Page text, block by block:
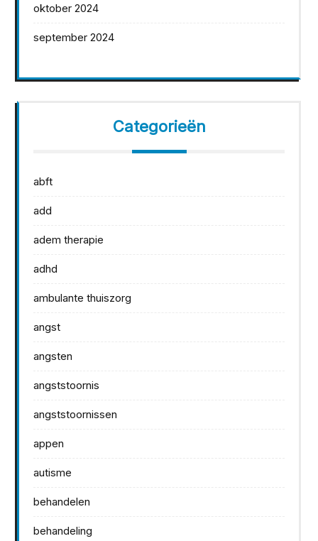
oktober 2024
september 2024
Categorieën
abft
add
adem therapie
adhd
ambulante thuiszorg
angst
angsten
angststoornis
angststoornissen
appen
autisme
behandelen
behandeling